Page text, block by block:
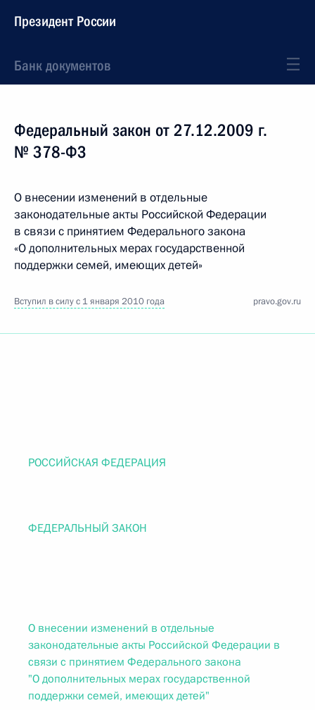
Президент России
Банк документов
Федеральный закон от 27.12.2009 г.
№ 378-ФЗ
О внесении изменений в отдельные
законодательные акты Российской Федерации
в связи с принятием Федерального закона
«О дополнительных мерах государственной
поддержки семей, имеющих детей»
Вступил в силу с 1 января 2010 года pravo.gov.ru
РОССИЙСКАЯ ФЕДЕРАЦИЯ
ФЕДЕРАЛЬНЫЙ ЗАКОН
О внесении изменений в отдельные
законодательные акты Российской Федерации в
связи с принятием Федерального закона
"О дополнительных мерах государственной
поддержки семей, имеющих детей"